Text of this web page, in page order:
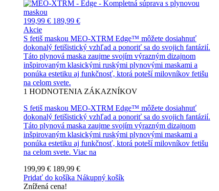
199,99 € 189,99 €
Akcie
S fetiš maskou MEO-XTRM Edge™ môžete dosiahnuť
dokonalý fetišistický vzhľad a ponoriť sa do svojich fantázií.
Táto plynová maska zaujme svojím výrazným dizajnom
inšpirovaným klasickými ruskými plynovými maskami a
ponúka estetiku aj funkčnosť, ktorá poteší milovníkov fetišu
na celom svete.
1 HODNOTENIA ZÁKAZNÍKOV
S fetiš maskou MEO-XTRM Edge™ môžete dosiahnuť
dokonalý fetišistický vzhľad a ponoriť sa do svojich fantázií.
Táto plynová maska zaujme svojím výrazným dizajnom
inšpirovaným klasickými ruskými plynovými maskami a
ponúka estetiku aj funkčnosť, ktorá poteší milovníkov fetišu
na celom svete. Viac na
199,99 € 189,99 €
Pridať do košíka Nákupný košík
Znížená cena!